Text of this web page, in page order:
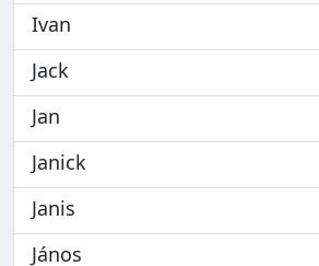
Ivan
Jack
Jan
Janick
Janis
János